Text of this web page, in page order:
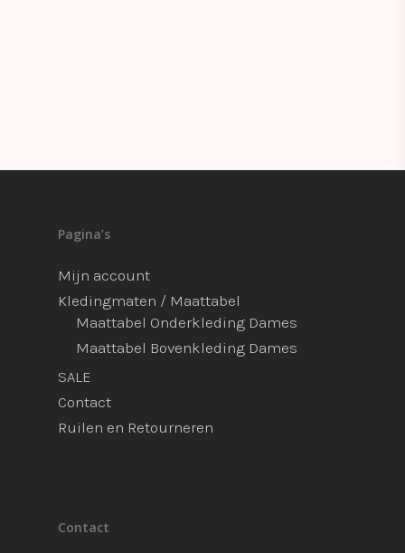
Pagina’s
Mijn account
Kledingmaten / Maattabel
Maattabel Onderkleding Dames
Maattabel Bovenkleding Dames
SALE
Contact
Ruilen en Retourneren
Contact